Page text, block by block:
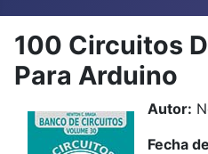
100 Circuitos
Para Arduino
Autor:
Fecha